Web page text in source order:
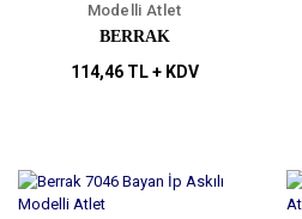
Modelli Atlet
BERRAK
114,46 TL + KDV